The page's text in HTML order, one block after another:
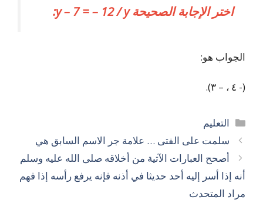
اختر الإجابة الصحيحة y – 7 = – 12 / y:
الجواب هو:
(- ٤ ، – ٣).
التصنيفات
التعليم
سلمت على الفتى … علامة جر الاسم السابق هي
أصحح العبارات الآتية من أخلاقه صلى الله عليه وسلم
أنه إذا أسر إليه أحد حديثا في أذنه فإنه يرفع رأسه إذا فهم
مراد المتحدث